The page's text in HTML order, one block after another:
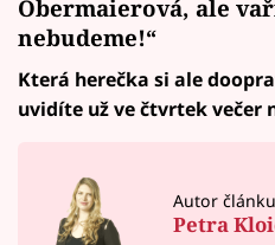
Obermaierová, ale
nebudeme!“
Která herečka si ale
uvidíte už ve čtvrtek večer
Autor článku
Petra